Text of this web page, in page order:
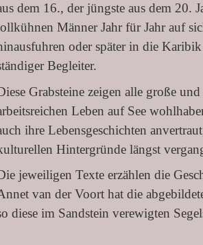
dem 16., der jüngste aus dem 20.
Männer Jahr für Jahr auf
oder später in die
Begleiter.
Grabsteine zeigen alle große
Leben auf See
ihre Lebensgeschichten
Hintergründe längst
jeweiligen Texte erzählen die
van der Voort hat die
diese im Sandstein verewigten